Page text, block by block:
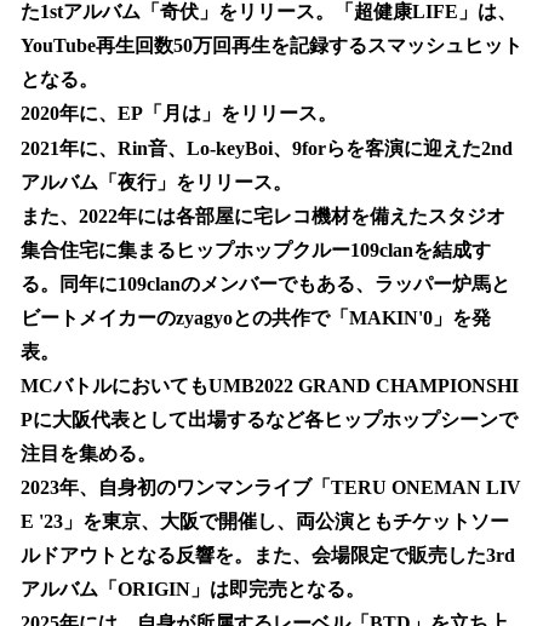
た1stアルバム「奇伏」をリリース。「超健康LIFE」は、
YouTube再生回数50万回再生を記録するスマッシュヒット
となる。
2020年に、EP「月は」をリリース。
2021年に、Rin音、Lo-keyBoi、9forらを客演に迎えた2nd
アルバム「夜行」をリリース。
また、2022年には各部屋に宅レコ機材を備えたスタジオ
集合住宅に集まるヒップホップクルー109clanを結成す
る。同年に109clanのメンバーでもある、ラッパー炉馬と
ビートメイカーのzyagyoとの共作で「MAKIN'0」を発
表。
MCバトルにおいてもUMB2022 GRAND CHAMPIONSHI
Pに大阪代表として出場するなど各ヒップホップシーンで
注目を集める。
2023年、自身初のワンマンライブ「TERU ONEMAN LIV
E '23」を東京、大阪で開催し、両公演ともチケットソー
ルドアウトとなる反響を。また、会場限定で販売した3rd
アルバム「ORIGIN」は即完売となる。